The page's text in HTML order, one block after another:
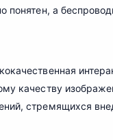
понятен, а
качеству
стремящихся